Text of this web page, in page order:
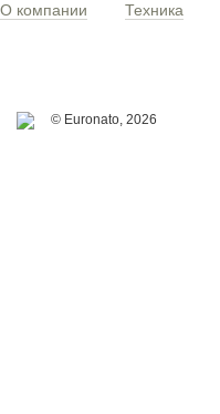
О компании Техника
© Euronato, 2026